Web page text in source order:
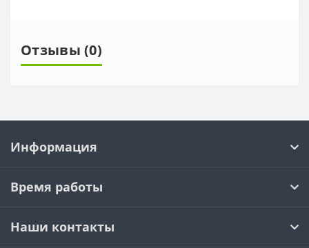
Отзывы (0)
Информация
Время работы
Наши контакты